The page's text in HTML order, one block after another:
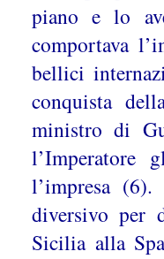
piano e lo
comportava
bellici
conquista
ministro di
l’Imperatore
l’impresa (6).
diversivo per
Sicilia alla